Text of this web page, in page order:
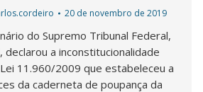
20 de novembro de 2019
do Supremo Tribunal Federal,
a inconstitucionalidade
11.960/2009 que estabeleceu a
da caderneta de poupança da